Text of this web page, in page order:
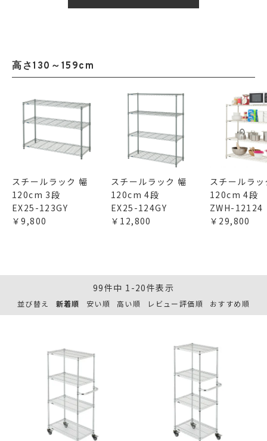
高さ130～159cm
スチールラック 幅
120cm 3段
EX25-123GY
￥9,800
スチールラック 幅
120cm 4段
EX25-124GY
￥12,800
スチールラ
120cm 4段
ZWH-12124
￥29,800
並び替え 新着順 安い順 高い順 レビュー評価順 おすすめ順
99件中 1 -20件表示